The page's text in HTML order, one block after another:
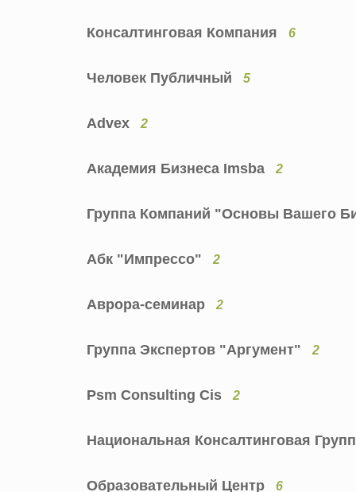
Консалтинговая Компания 6
Человек Публичный 5
Advex 2
Академия Бизнеса Imsba 2
Группа Компаний "Основы Вашего
Абк "Импрессо" 2
Аврора-семинар 2
Группа Экспертов "Аргумент" 2
Psm Consulting Cis 2
Национальная Консалтинговая
Образовательный Центр 6